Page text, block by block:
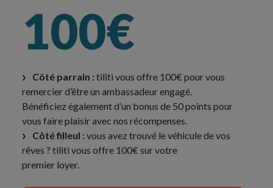
100€
Côté parrain : tiliti vous offre 100€ pour vous
remercier d’être un ambassadeur engagé.
Bénéficiez également d’un bonus de 50 points pour
vous faire plaisir avec nos récompenses.
Côté filleul : vous avez trouvé le véhicule de vos
rêves ? tiliti vous offre 100€ sur votre
premier loyer.